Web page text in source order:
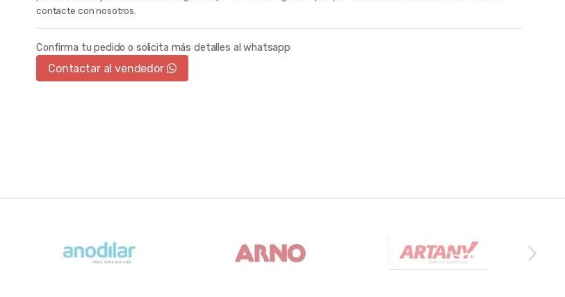
contacte con nosotros.
Confirma tu pedido o solicita más detalles al whatsapp
Contactar al vendedor